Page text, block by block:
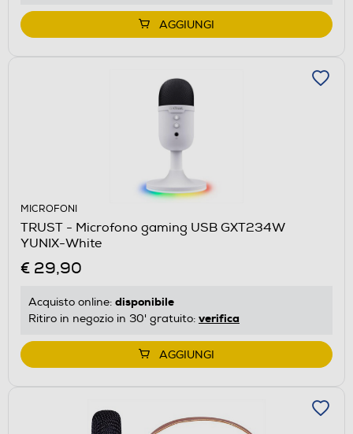
AGGIUNGI
MICROFONI
TRUST - Microfono gaming USB GXT234W
YUNIX-White
€ 29,90
Acquisto online: disponibile
Ritiro in negozio in 30' gratuito: verifica
AGGIUNGI